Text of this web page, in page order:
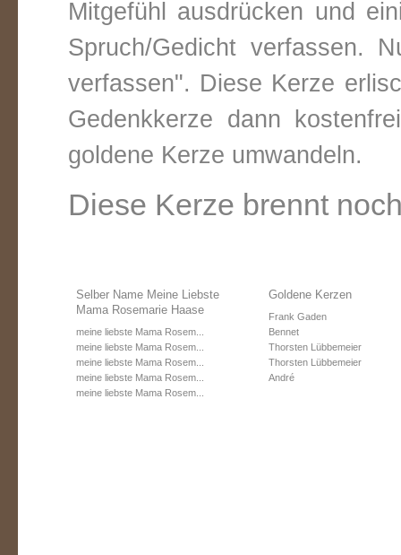
Mitgefühl ausdrücken und
Spruch/Gedicht verfassen.
verfassen". Diese Kerze
Gedenkkerze dann
goldene Kerze umwandeln.
Diese Kerze brennt
Selber Name Meine Liebste
Mama Rosemarie Haase
meine liebste Mama Rosem...
meine liebste Mama Rosem...
meine liebste Mama Rosem...
meine liebste Mama Rosem...
meine liebste Mama Rosem...
Goldene Kerzen
Frank Gaden
Bennet
Thorsten Lübbemeier
Thorsten Lübbemeier
André